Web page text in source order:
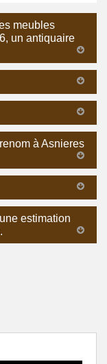
meubles
un antiquaire
à Asnieres
estimation